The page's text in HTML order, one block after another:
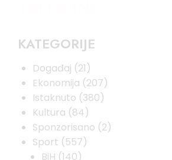
KATEGORIJE
Događaj (21)
Ekonomija (207)
Istaknuto (380)
Kultura (84)
Sponzorisano (2)
Sport (557)
BiH (140)